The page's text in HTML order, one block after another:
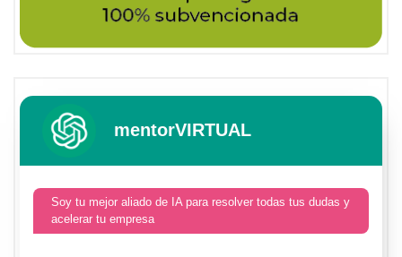
mentorVIRTUAL
Soy tu mejor aliado de IA para resolver todas tus dudas y
acelerar tu empresa